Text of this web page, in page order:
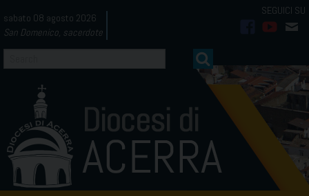
to
content
sabato 08 agosto 2026
San Domenico, sacerdote